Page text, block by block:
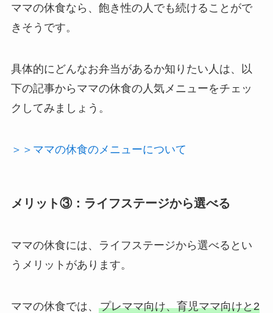
ママの休食なら、飽き性の人でも続けることがで
きそうです。
具体的にどんなお弁当があるか知りたい人は、以
下の記事からママの休食の人気メニューをチェッ
クしてみましょう。
＞＞ママの休食のメニューについて
メリット③：ライフステージから選べる
ママの休食には、ライフステージから選べるとい
うメリットがあります。
ママの休食では、 プレママ向け、育児ママ向けと2